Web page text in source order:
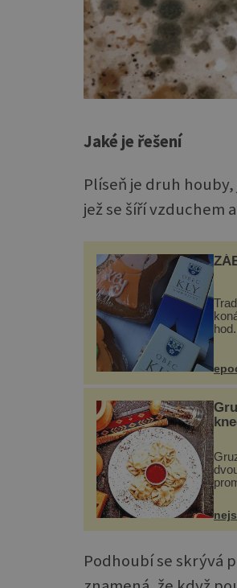
Jaké je řešení
Plíseň je druh
jež se šíří vzduchem
a
Podhoubí se skrývá